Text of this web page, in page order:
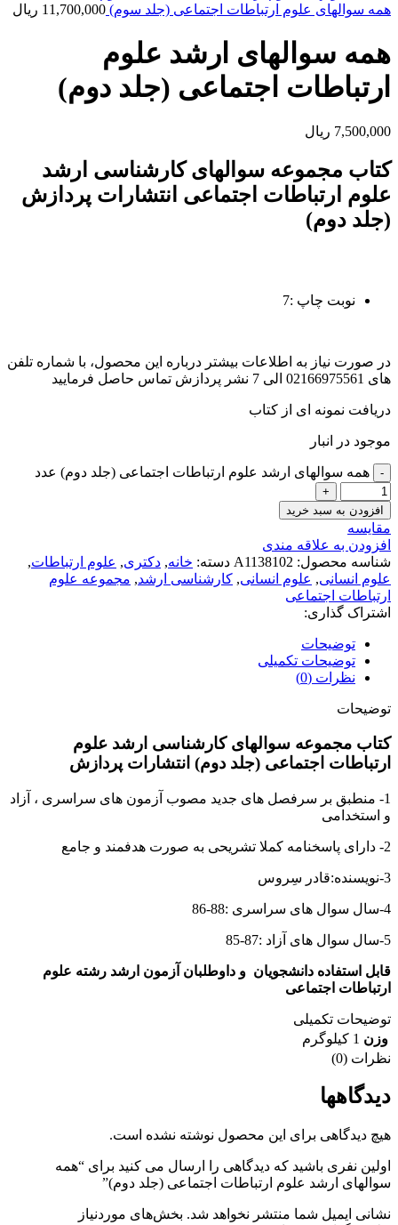
همه سوالهای علوم ارتباطات اجتماعی (جلد سوم) 11,700,000 ریال
همه سوالهای ارشد علوم
ارتباطات اجتماعی (جلد دوم)
7,500,000 ریال
کتاب مجموعه سوالهای کارشناسی ارشد
علوم ارتباطات اجتماعی انتشارات پردازش
(جلد دوم)
نوبت چاپ :7
در صورت نیاز به اطلاعات بیشتر درباره این محصول، با شماره تلفن
های 02166975561 الی 7 نشر پردازش تماس حاصل فرمایید
دریافت نمونه ای از کتاب
موجود در انبار
همه سوالهای ارشد علوم ارتباطات اجتماعی (جلد دوم) عدد
افزودن به سبد خرید
مقايسه
افزودن به علاقه مندی
شناسه محصول: A1138102 دسته: خانه, دکتری, علوم ارتباطات,
علوم انسانی, علوم انسانی, کارشناسی ارشد, مجموعه علوم
ارتباطات اجتماعی
اشتراک گذاری:
توضیحات
توضیحات تکمیلی
نظرات (0)
توضیحات
کتاب مجموعه سوالهای کارشناسی ارشد علوم
ارتباطات اجتماعی (جلد دوم) انتشارات پردازش
1- منطبق بر سرفصل های جدید مصوب آزمون های سراسری ، آزاد
و استخدامی
2- دارای پاسخنامه کملا تشریحی به صورت هدفمند و جامع
3-نویسنده:قادر سِروس
4-سال سوال های سراسری :88-86
5-سال سوال های آزاد :87-85
قابل استفاده دانشجویان و داوطلبان آزمون ارشد رشته علوم
ارتباطات اجتماعی
توضیحات تکمیلی
وزن 1 کیلوگرم
نظرات (0)
دیدگاهها
هیچ دیدگاهی برای این محصول نوشته نشده است.
اولین نفری باشید که دیدگاهی را ارسال می کنید برای “همه
سوالهای ارشد علوم ارتباطات اجتماعی (جلد دوم)”
نشانی ایمیل شما منتشر نخواهد شد. بخش‌های موردنیاز